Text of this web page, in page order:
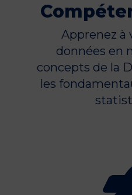
Apprenez à
données en
concepts de la
les